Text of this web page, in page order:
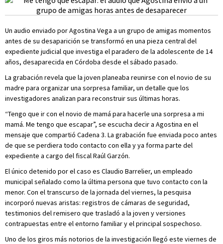
Un audio enviado por Agostina Vega a un grupo de amigas momentos
antes de su desaparición se transformó en una pieza central del
expediente judicial que investiga el paradero de la adolescente de 14
años, desaparecida en Córdoba desde el sábado pasado.
La grabación revela que la joven planeaba reunirse con el novio de su
madre para organizar una sorpresa familiar, un detalle que los
investigadores analizan para reconstruir sus últimas horas.
“Tengo que ir con el novio de mamá para hacerle una sorpresa a mi
mamá. Me tengo que escapar”, se escucha decir a Agostina en el
mensaje que compartió Cadena 3. La grabación fue enviada poco antes
de que se perdiera todo contacto con ella y ya forma parte del
expediente a cargo del fiscal Raúl Garzón.
El único detenido por el caso es Claudio Barrelier, un empleado
municipal señalado como la última persona que tuvo contacto con la
menor. Con el transcurso de la jornada del viernes, la pesquisa
incorporó nuevas aristas: registros de cámaras de seguridad,
testimonios del remisero que trasladó a la joven y versiones
contrapuestas entre el entorno familiar y el principal sospechoso.
Uno de los giros más notorios de la investigación llegó este viernes de